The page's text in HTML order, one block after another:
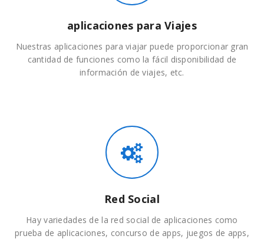
aplicaciones para Viajes
Nuestras aplicaciones para viajar puede proporcionar gran
cantidad de funciones como la fácil disponibilidad de
información de viajes, etc.
Red Social
Hay variedades de la red social de aplicaciones como
prueba de aplicaciones, concurso de apps, juegos de apps,